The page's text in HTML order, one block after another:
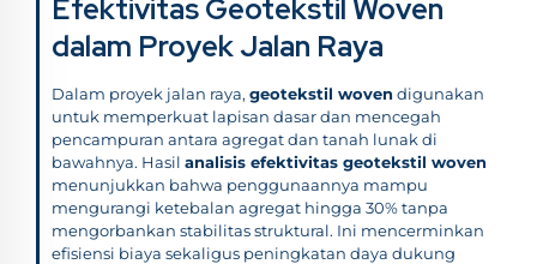
Efektivitas Geotekstil Woven
dalam Proyek Jalan Raya
Dalam proyek jalan raya, geotekstil wovendigunakan
untuk memperkuat lapisan dasar dan mencegah
pencampuran antara agregat dan tanah lunak di
bawahnya. Hasil analisis efektivitas geotekstil woven
menunjukkan bahwa penggunaannya mampu
mengurangi ketebalan agregat hingga 30% tanpa
mengorbankan stabilitas struktural. Ini mencerminkan
efisiensi biaya sekaligus peningkatan daya dukung